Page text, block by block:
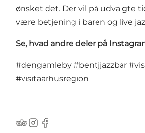
ønsket det. Der vil på udvalgte
være betjening i baren og live
Se, hvad andre deler på
#dengamleby #bentjjazzbar
#visitaarhusregion
TripAdvisor
Instagram
Facebook